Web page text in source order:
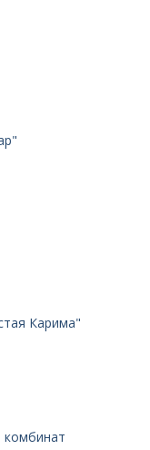
Карима"
комбинат